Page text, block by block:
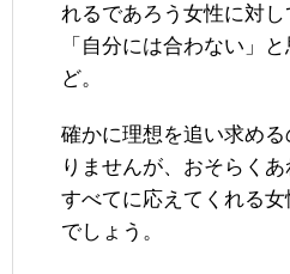
れるであろう女性に対
「自分には合わない」
ど。
確かに理想を追い求め
りませんが、おそらく
すべてに応えてくれる
でしょう。